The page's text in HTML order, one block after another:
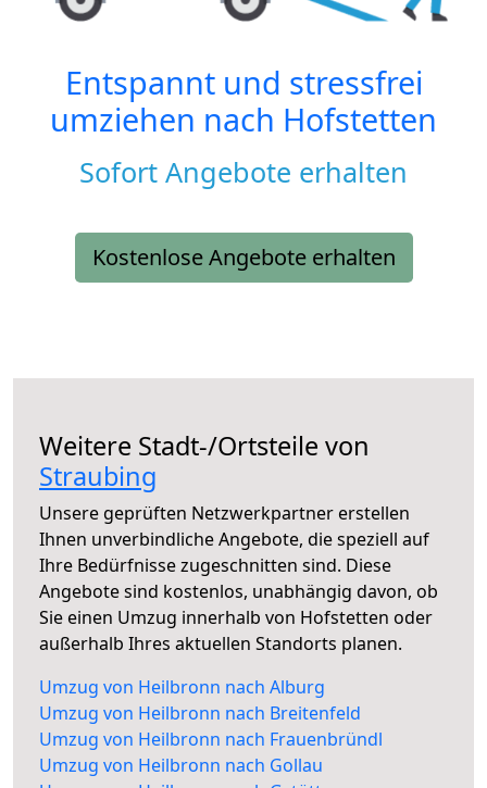
Entspannt und stressfrei
umziehen nach Hofstetten
Sofort Angebote erhalten
Kostenlose Angebote erhalten
Weitere Stadt-/Ortsteile von
Straubing
Unsere geprüften Netzwerkpartner erstellen
Ihnen unverbindliche Angebote, die speziell auf
Ihre Bedürfnisse zugeschnitten sind. Diese
Angebote sind kostenlos, unabhängig davon, ob
Sie einen Umzug innerhalb von Hofstetten oder
außerhalb Ihres aktuellen Standorts planen.
Umzug von Heilbronn nach Alburg
Umzug von Heilbronn nach Breitenfeld
Umzug von Heilbronn nach Frauenbründl
Umzug von Heilbronn nach Gollau